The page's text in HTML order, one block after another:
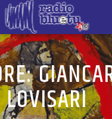
LOVISARI